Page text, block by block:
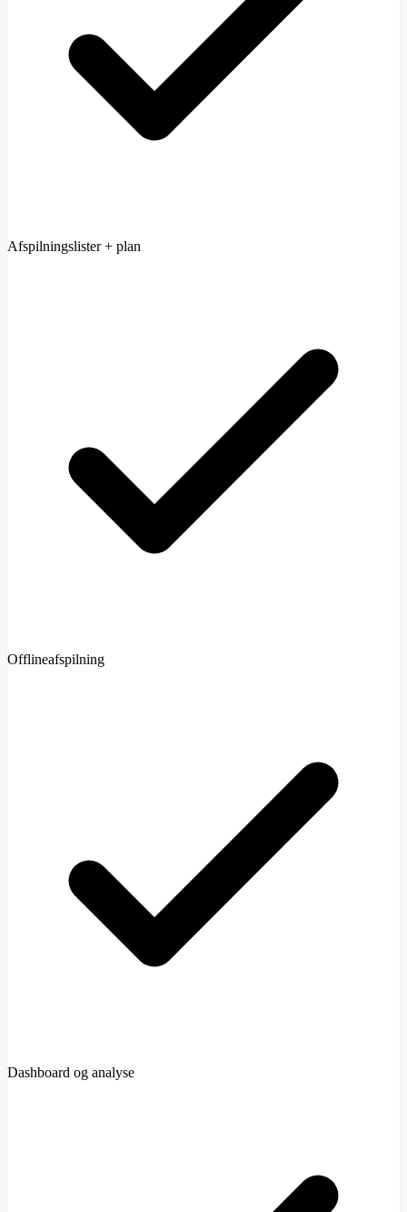
Afspilningslister + plan
Offlineafspilning
Dashboard og analyse